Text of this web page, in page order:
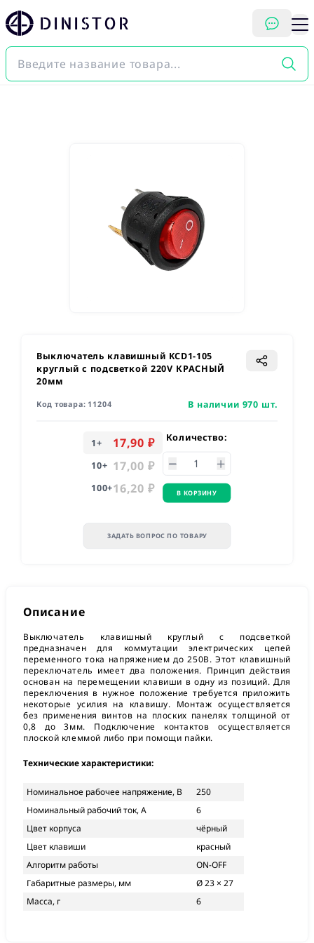
DINISTOR
Выключатель клавишный KCD1-105
круглый с подсветкой 220V КРАСНЫЙ
20мм
Код товара: 11204 В наличии 970 шт.
1+ 17,90 ₽
10+ 17,00 ₽
100+16,20 ₽
Количество:
В КОРЗИНУ
ЗАДАТЬ ВОПРОС ПО ТОВАРУ
Описание
Выключатель клавишный круглый с подсветкой
предназначен для коммутации электрических цепей
переменного тока напряжением до 250В. Этот клавишный
переключатель имеет два положения. Принцип действия
основан на перемещении клавиши в одну из позиций. Для
переключения в нужное положение требуется приложить
некоторые усилия на клавишу. Монтаж осуществляется
без применения винтов на плоских панелях толщиной от
0,8 до 3мм. Подключение контактов осуществляется
плоской клеммой либо при помощи пайки.
Технические характеристики:
Номинальное рабочее напряжение, В
250
Номинальный рабочий ток, А
6
Цвет корпуса
чёрный
Цвет клавиши
красный
Алгоритм работы
ON-OFF
Габаритные размеры, мм
Ø 23 × 27
Масса, г
6